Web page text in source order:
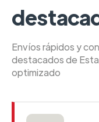
Envíos rápidos y
destacados de
optimizado